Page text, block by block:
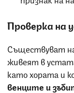
Проверка на
Съществуват
живеят в
като хората и
венците и